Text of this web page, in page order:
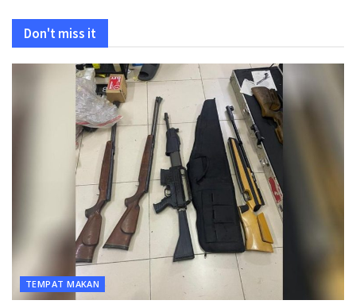
Don't miss it
TEMPAT MAKAN